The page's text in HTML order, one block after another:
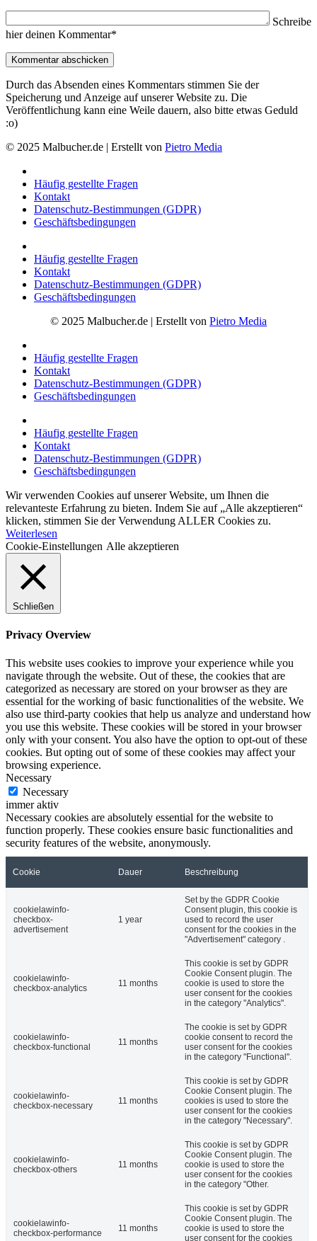
Schreibe
hier deinen Kommentar*
Durch das Absenden eines Kommentars stimmen Sie der
Speicherung und Anzeige auf unserer Website zu. Die
Veröffentlichung kann eine Weile dauern, also bitte etwas Geduld
:o)
© 2025 Malbucher.de | Erstellt von Pietro Media
Häufig gestellte Fragen
Kontakt
Datenschutz-Bestimmungen (GDPR)
Geschäftsbedingungen
Häufig gestellte Fragen
Kontakt
Datenschutz-Bestimmungen (GDPR)
Geschäftsbedingungen
© 2025 Malbucher.de | Erstellt von Pietro Media
Häufig gestellte Fragen
Kontakt
Datenschutz-Bestimmungen (GDPR)
Geschäftsbedingungen
Häufig gestellte Fragen
Kontakt
Datenschutz-Bestimmungen (GDPR)
Geschäftsbedingungen
Wir verwenden Cookies auf unserer Website, um Ihnen die
relevanteste Erfahrung zu bieten. Indem Sie auf „Alle akzeptieren“
klicken, stimmen Sie der Verwendung ALLER Cookies zu.
Weiterlesen
Cookie-Einstellungen Alle akzeptieren
Schließen
Privacy Overview
This website uses cookies to improve your experience while you
navigate through the website. Out of these, the cookies that are
categorized as necessary are stored on your browser as they are
essential for the working of basic functionalities of the website. We
also use third-party cookies that help us analyze and understand how
you use this website. These cookies will be stored in your browser
only with your consent. You also have the option to opt-out of these
cookies. But opting out of some of these cookies may affect your
browsing experience.
Necessary
Necessary
immer aktiv
Necessary cookies are absolutely essential for the website to
function properly. These cookies ensure basic functionalities and
security features of the website, anonymously.
Cookie Dauer Beschreibung
cookielawinfo-
checkbox-
advertisement
1 year
Set by the GDPR Cookie
Consent plugin, this cookie is
used to record the user
consent for the cookies in the
"Advertisement" category .
cookielawinfo-
checkbox-analytics
11 months
This cookie is set by GDPR
Cookie Consent plugin. The
cookie is used to store the
user consent for the cookies
in the category "Analytics".
cookielawinfo-
checkbox-functional
11 months
The cookie is set by GDPR
cookie consent to record the
user consent for the cookies
in the category "Functional".
cookielawinfo-
checkbox-necessary
11 months
This cookie is set by GDPR
Cookie Consent plugin. The
cookies is used to store the
user consent for the cookies
in the category "Necessary".
cookielawinfo-
checkbox-others
11 months
This cookie is set by GDPR
Cookie Consent plugin. The
cookie is used to store the
user consent for the cookies
in the category "Other.
cookielawinfo-
checkbox-performance
11 months
This cookie is set by GDPR
Cookie Consent plugin. The
cookie is used to store the
user consent for the cookies